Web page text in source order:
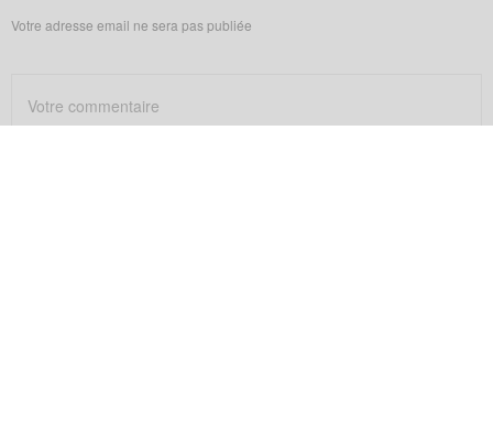
Votre adresse email ne sera pas publiée